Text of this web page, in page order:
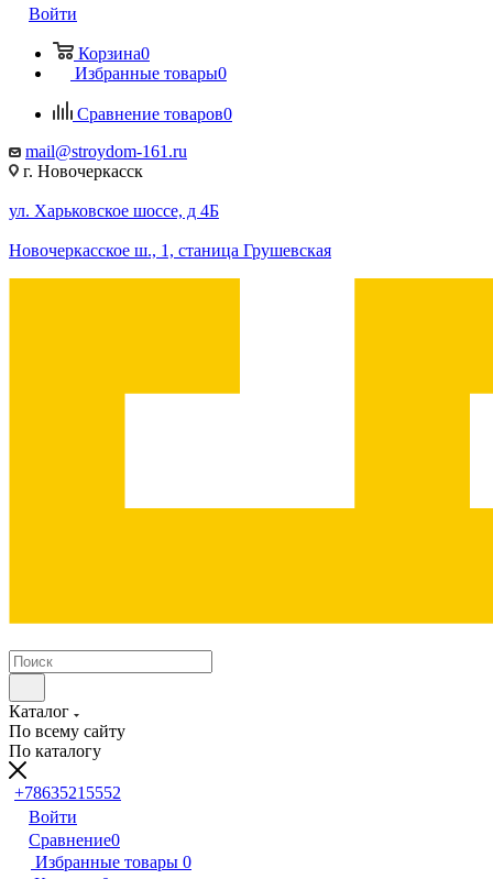
Войти
Корзина0
Избранные товары0
Сравнение товаров0
mail@stroydom-161.ru
г. Новочеркасск
ул. Харьковское шоссе, д 4Б
Новочеркасское ш., 1, станица Грушевская
Каталог
По всему сайту
По каталогу
+78635215552
Войти
Сравнение0
Избранные товары 0